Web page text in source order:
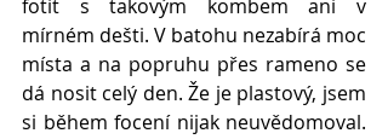
fotit s takovým kombem ani v
mírném dešti. V batohu nezabírá moc
místa a na popruhu přes rameno se
dá nosit celý den. Že je plastový, jsem
si během focení nijak neuvědomoval.